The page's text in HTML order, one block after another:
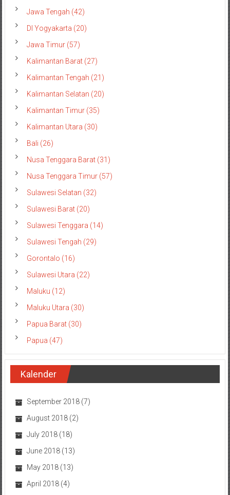
Jawa Tengah (42)
DI Yogyakarta (20)
Jawa Timur (57)
Kalimantan Barat (27)
Kalimantan Tengah (21)
Kalimantan Selatan (20)
Kalimantan Timur (35)
Kalimantan Utara (30)
Bali (26)
Nusa Tenggara Barat (31)
Nusa Tenggara Timur (57)
Sulawesi Selatan (32)
Sulawesi Barat (20)
Sulawesi Tenggara (14)
Sulawesi Tengah (29)
Gorontalo (16)
Sulawesi Utara (22)
Maluku (12)
Maluku Utara (30)
Papua Barat (30)
Papua (47)
Kalender
September 2018(7)
August 2018(2)
July 2018(18)
June 2018(13)
May 2018(13)
April 2018(4)